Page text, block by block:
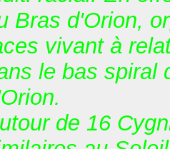
Bras d'Orion,
vivant à
le bas spiral
de 16